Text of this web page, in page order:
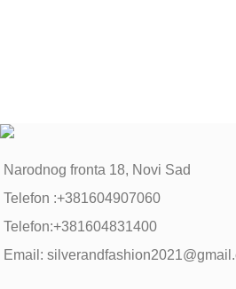
Narodnog fronta 18, Novi Sad
Telefon :+381604907060
Telefon:+381604831400
Email: